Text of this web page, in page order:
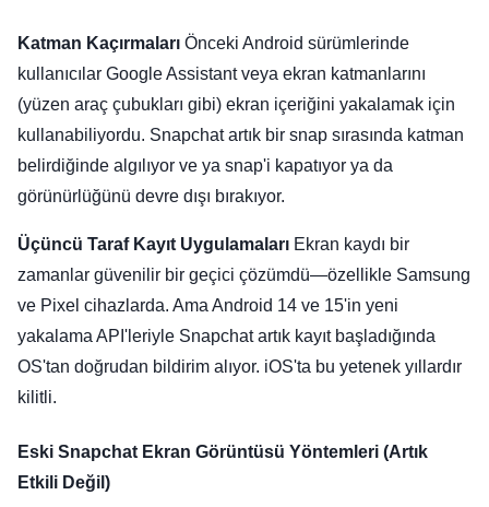
Katman Kaçırmaları Önceki Android sürümlerinde
kullanıcılar Google Assistant veya ekran katmanlarını
(yüzen araç çubukları gibi) ekran içeriğini yakalamak için
kullanabiliyordu. Snapchat artık bir snap sırasında katman
belirdiğinde algılıyor ve ya snap'i kapatıyor ya da
görünürlüğünü devre dışı bırakıyor.
Üçüncü Taraf Kayıt Uygulamaları Ekran kaydı bir
zamanlar güvenilir bir geçici çözümdü—özellikle Samsung
ve Pixel cihazlarda. Ama Android 14 ve 15'in yeni
yakalama API'leriyle Snapchat artık kayıt başladığında
OS'tan doğrudan bildirim alıyor. iOS'ta bu yetenek yıllardır
kilitli.
Eski Snapchat Ekran Görüntüsü Yöntemleri (Artık
Etkili Değil)